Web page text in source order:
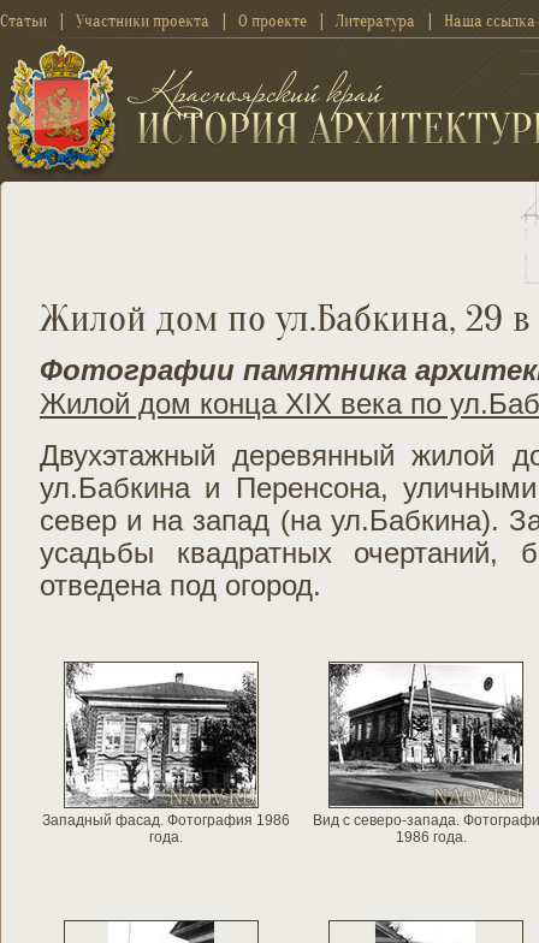
Статьи Участники проекта О проекте Литература Наша ссылка
Жилой дом по ул.Бабкина, 29 в
Фотографии памятника
Жилой дом конца XIX века по
Двухэтажный деревянный жилой
ул.Бабкина и Перенсона,
север и на запад (на ул.Бабкина).
усадьбы квадратных очертаний,
отведена под огород.
Западный фасад. Фотография 1986
года.
Вид с северо-запада.
1986 года.